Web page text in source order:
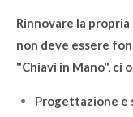
Rinnovare la
non deve essere
"Chiavi in Mano", ci
Progettazione e